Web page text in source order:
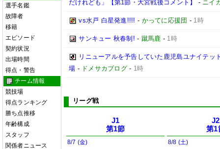
選手名鑑
故障者
移籍
エピソード
契約状況
出場時間
得点・警告
チーム情報
競技場
得点ランキング
勝ち点推移
年齢構成
スタッフ
関係者ニュース
だけれども」【第1節・大宮戦後コメント】
- ニイ
vs水戸 白星発進!!!! - かってに応援団 - 1時
サンキュー 秋春制! - 蹴馬鹿 - 1時
リニューアルを予告していた鹿児島ユナイテッ
場 - ドメサカブログ- 1時
リーグ戦
J1
第1節
8/7 (金)
J2
第1
8/8 (土)